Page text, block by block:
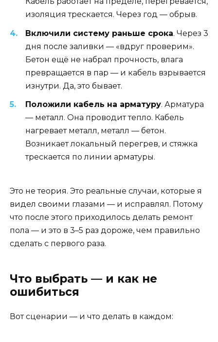
изоляция трескается. Через год — обрыв.
Включили систему раньше срока. Через 3
дня после заливки — «вдруг проверим».
Бетон ещё не набрал прочность, влага
превращается в пар — и кабель взрывается
изнутри. Да, это бывает.
Положили кабель на арматуру. Арматура
— металл. Она проводит тепло. Кабель
нагревает металл, металл — бетон.
Возникает локальный перегрев, и стяжка
трескается по линии арматуры.
Это не теория. Это реальные случаи, которые я
видел своими глазами — и исправлял. Потому
что после этого приходилось делать ремонт
пола — и это в 3–5 раз дороже, чем правильно
сделать с первого раза.
Что выбрать — и как не
ошибиться
Вот сценарии — и что делать в каждом: